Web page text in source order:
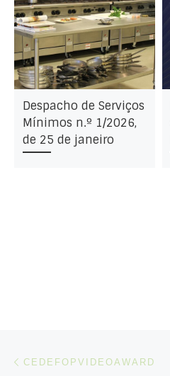
Despacho de Serviços
Mínimos n.º 1/2026,
de 25 de janeiro
Post navigation
CEDEFOPVIDEOAWARD